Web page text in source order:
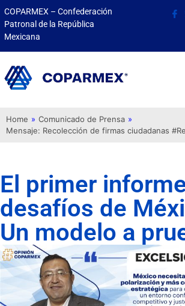
COPARMEX – Confederación
Patronal de la República
Mexicana
Home » Comunicado de Prensa »
Mensaje: Recolección de firmas ciudadanas
El primer
desafíos de
Un modelo a